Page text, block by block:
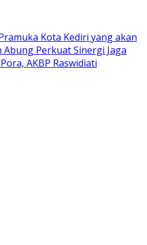
Kota Kediri yang akan
Perkuat Sinergi Jaga
AKBP Raswidiati